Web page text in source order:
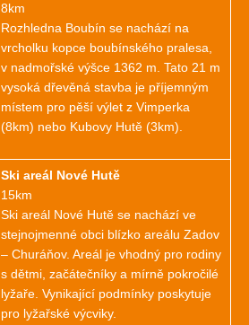
8km
Rozhledna Boubín se nachází na
vrcholku kopce boubínského pralesa,
v nadmořské výšce 1362 m. Tato 21 m
vysoká dřevěná stavba je příjemným
místem pro pěší výlet z Vimperka
(8km) nebo Kubovy Hutě (3km).
Ski areál Nové Hutě
15km
Ski areál Nové Hutě se nachází ve
stejnojmenné obci blízko areálu Zadov
– Churáňov. Areál je vhodný pro rodiny
s dětmi, začátečníky a mírně pokročilé
lyžaře. Vynikající podmínky poskytuje
pro lyžařské výcviky.